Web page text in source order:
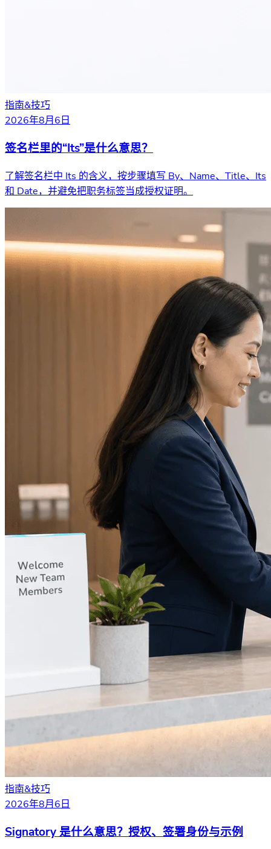
指南&技巧
2026年8月6日
签名栏里的“Its”是什么意思？
了解签名栏中 Its 的含义，按步骤填写 By、Name、Title、Its
和 Date，并避免把职务标签当成授权证明。
指南&技巧
2026年8月6日
Signatory 是什么意思？授权、签署身份与示例